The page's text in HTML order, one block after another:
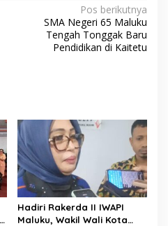
Pos berikutnya
SMA Negeri 65 Maluku
Tengah Tonggak Baru
Pendidikan di Kaitetu
Hadiri Rakerda II IWAPI
Maluku, Wakil Wali Kota